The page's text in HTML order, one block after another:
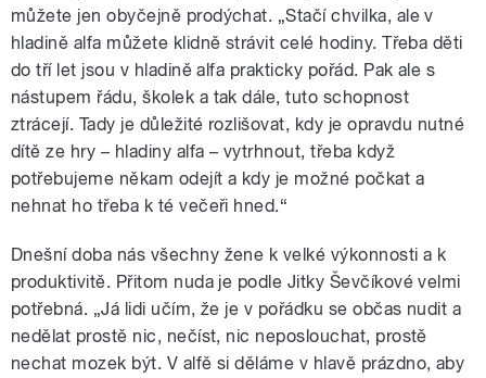
můžete jen obyčejně prodýchat. „Stačí chvilka, ale v
hladině alfa můžete klidně strávit celé hodiny. Třeba děti
do tří let jsou v hladině alfa prakticky pořád. Pak ale s
nástupem řádu, školek a tak dále, tuto schopnost
ztrácejí. Tady je důležité rozlišovat, kdy je opravdu nutné
dítě ze hry – hladiny alfa – vytrhnout, třeba když
potřebujeme někam odejít a kdy je možné počkat a
nehnat ho třeba k té večeři hned.“
Dnešní doba nás všechny žene k velké výkonnosti a k
produktivitě. Přitom nuda je podle Jitky Ševčíkové velmi
potřebná. „Já lidi učím, že je v pořádku se občas nudit a
nedělat prostě nic, nečíst, nic neposlouchat, prostě
nechat mozek být. V alfě si děláme v hlavě prázdno, aby